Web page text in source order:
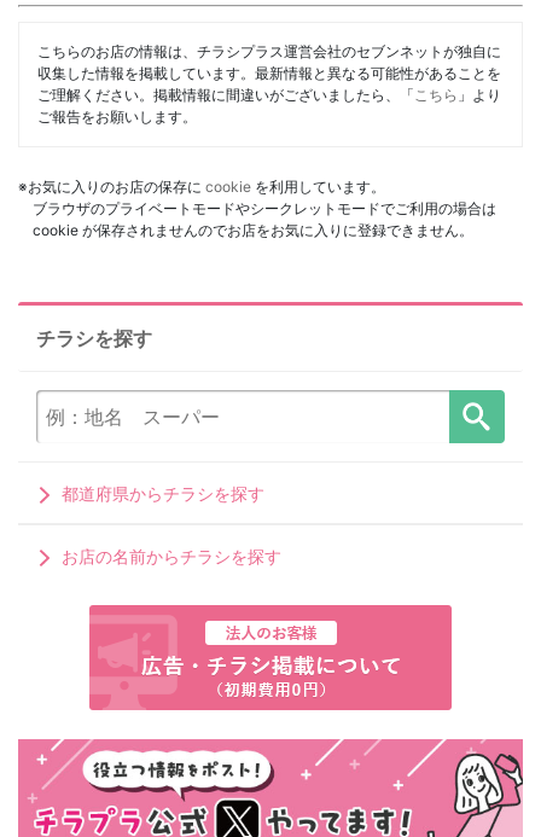
こちらのお店の情報は、チラシプラス運営会社のセブンネットが独自に
収集した情報を掲載しています。最新情報と異なる可能性があることを
ご理解ください。掲載情報に間違いがございましたら、「 こちら 」より
ご報告をお願いします。
※お気に入りのお店の保存に cookie を利用しています。
ブラウザのプライベートモードやシークレットモードでご利用の場合は
cookie が保存されませんのでお店をお気に入りに登録できません。
チラシを探す
都道府県からチラシを探す
お店の名前からチラシを探す